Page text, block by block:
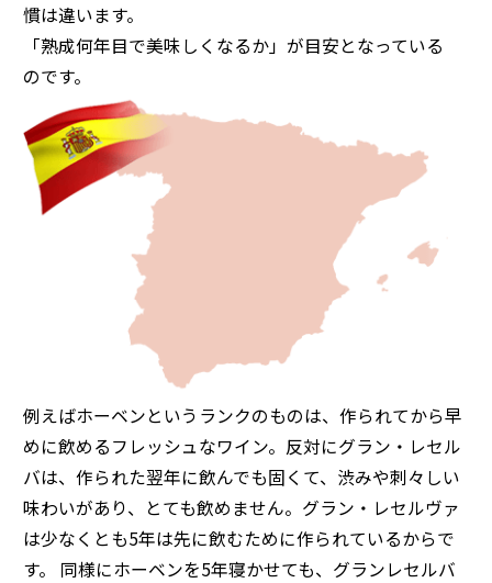
慣は違います。
「熟成何年目で美味しくなるか」が目安となっている
のです。
例えばホーベンというランクのものは、作られてから早
めに飲めるフレッシュなワイン。反対にグラン・レセル
バは、作られた翌年に飲んでも固くて、渋みや刺々しい
味わいがあり、とても飲めません。グラン・レセルヴァ
は少なくとも5年は先に飲むために作られているからで
す。 同様にホーベンを5年寝かせても、グランレセルバ